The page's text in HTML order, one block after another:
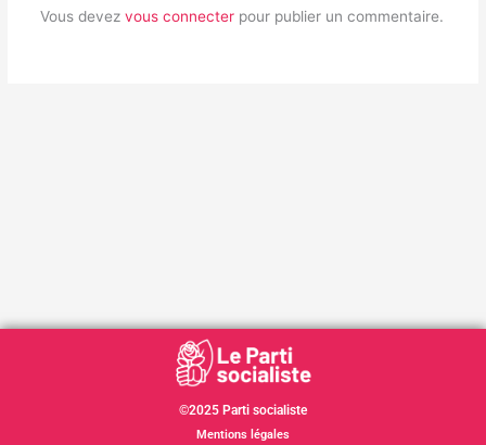
Vous devez vous connecterpour publier un commentaire.
©2025 Parti socialiste
Mentions légales